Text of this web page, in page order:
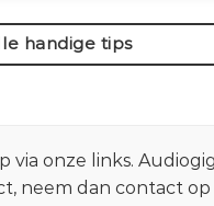
handige tips
via onze links.
neem dan contact